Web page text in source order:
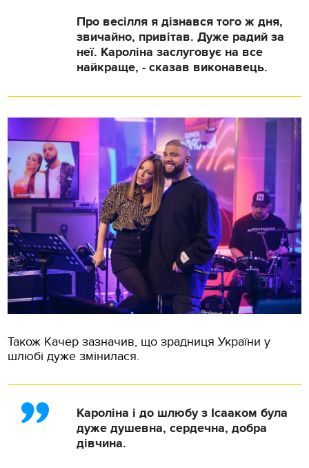
Про весілля я дізнався того ж дня,
звичайно, привітав. Дуже радий за
неї. Кароліна заслуговує на все
найкраще, - сказав виконавець.
Також Качер зазначив, що зрадниця України у
шлюбі дуже змінилася.
Кароліна і до шлюбу з Ісааком була
дуже душевна, сердечна, добра
дівчина.